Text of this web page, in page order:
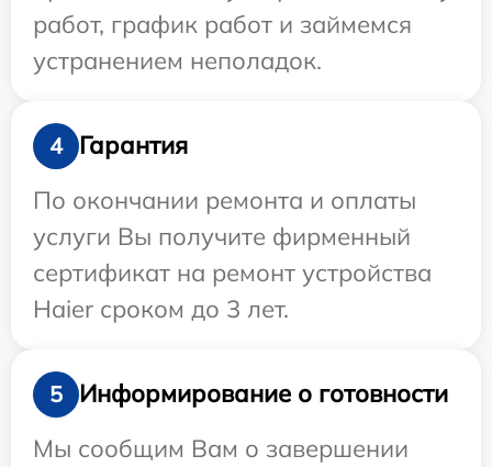
работ, график работ и займемся
устранением неполадок.
4
Гарантия
По окончании ремонта и оплаты
услуги Вы получите фирменный
сертификат на ремонт устройства
Haier сроком до 3 лет.
5
Информирование о готовности
Мы сообщим Вам о завершении